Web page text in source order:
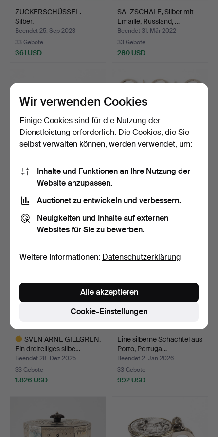
ZUCKERSCHÜSSEL.
Silber.
Beendet 25. Sep 2023
33 Gebote
361 USD
SALZSCHALE, Silber mit
Emaille, Russland, …
Beendet 31. Mär 2022
33 Gebote
280 USD
JOHAN ROHDE. Ein King's
Erdbeerlöffel aus …
33 Gebote
346 USD
WIWEN NILSSON. Ein Paar
2.332 USD
SVEN ARNE GILLGREN.
Ein dreiteiliges silbe…
Beendet 28. Dez 2025
33 Gebote
1.826 USD
Eine silberne Schachtel aus
Porto, Portuga…
Beendet 2. Jan 2026
33 Gebote
992 USD
Wir verwenden Cookies
Einige Cookies sind für die Nutzung der
Dienstleistung erforderlich. Die Cookies, die Sie
selbst verwalten können, werden verwendet, um:
Inhalte und Funktionen an Ihre Nutzung der
Website anzupassen.
Auctionet zu entwickeln und verbessern.
Neuigkeiten und Inhalte auf externen
Websites für Sie zu bewerben.
Weitere Informationen: Datenschutzerklärung
Cookie-Einstellungen
Alle akzeptieren